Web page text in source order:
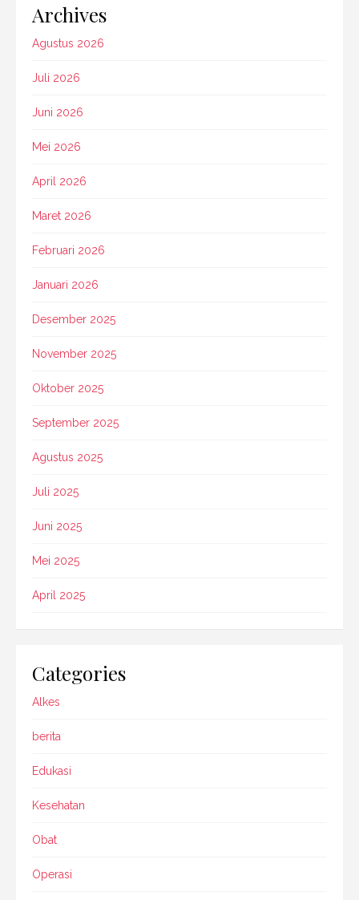
Archives
Agustus 2026
Juli 2026
Juni 2026
Mei 2026
April 2026
Maret 2026
Februari 2026
Januari 2026
Desember 2025
November 2025
Oktober 2025
September 2025
Agustus 2025
Juli 2025
Juni 2025
Mei 2025
April 2025
Categories
Alkes
berita
Edukasi
Kesehatan
Obat
Operasi